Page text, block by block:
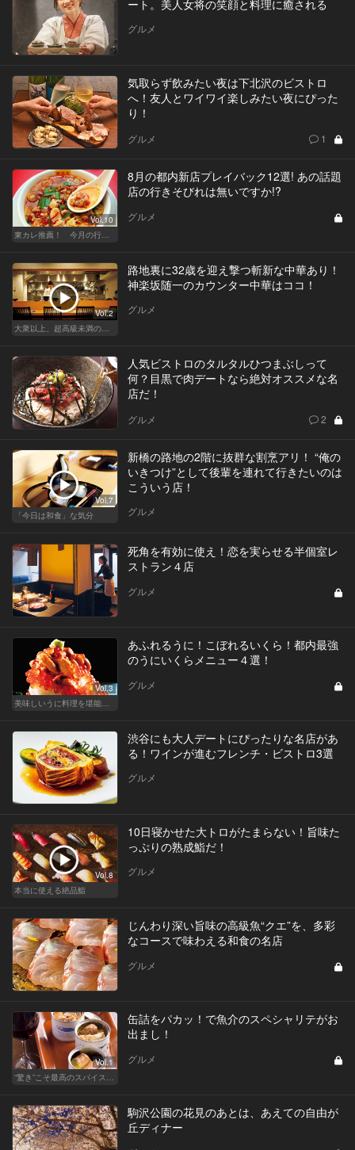
ート。美人女将の笑顔と料理に癒される
グルメ
気取らず飲みたい夜は下北沢のビストロ
へ！友人とワイワイ楽しみたい夜にぴった
り！
グルメ 1
Vol.10
東カレ推薦！ 今月の行くべき店
8月の都内新店プレイバック12選! あの話題
店の行きそびれは無いですか!?
グルメ
Vol.2
大衆以上、超高級未満の絶品中華
路地裏に32歳を迎え撃つ斬新な中華あり！
神楽坂随一のカウンター中華はココ！
グルメ
人気ビストロのタルタルひつまぶしって
何？目黒で肉デートなら絶対オススメな名
店だ！
グルメ 2
Vol.7
「今日は和食」な気分
新橋の路地の2階に抜群な割烹アリ！ “俺の
いきつけ”として後輩を連れて行きたいのは
こういう店！
グルメ
死角を有効に使え！恋を実らせる半個室レ
ストラン４店
グルメ
Vol.3
あふれるうに！こぼれるいくら！都内最強
のうにいくらメニュー４選！
グルメ
渋谷にも大人デートにぴったりな名店があ
る！ワインが進むフレンチ・ビストロ3選
グルメ
Vol.8
本当に使える絶品鮨
10日寝かせた大トロがたまらない！旨味た
っぷりの熟成鮨だ！
グルメ
じんわり深い旨味の高級魚“クエ”を、多彩
なコースで味わえる和食の名店
グルメ
Vol.1
缶詰をパカッ！で魚介のスペシャリテがお
出まし！
グルメ
駒沢公園の花見のあとは、あえての自由が
丘ディナー